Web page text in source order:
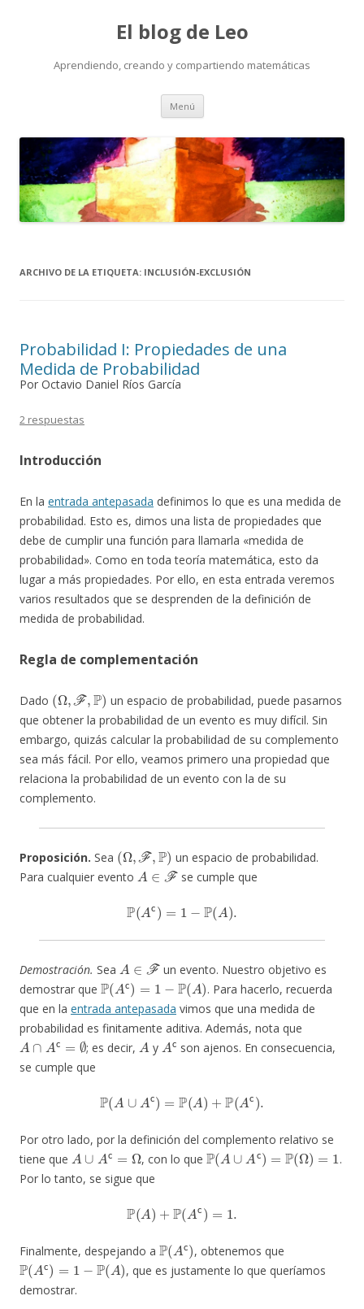
El blog de Leo
Aprendiendo, creando y compartiendo matemáticas
Menú Saltar
contenido
ARCHIVO DE LA ETIQUETA: INCLUSIÓN-EXCLUSIÓN
Probabilidad I: Propiedades de una
Medida de Probabilidad
Por Octavio Daniel Ríos García
2 respuestas
Introducción
En la entrada antepasada definimos lo que es una medida de
probabilidad. Esto es, dimos una lista de propiedades que
debe de cumplir una función para llamarla «medida de
probabilidad». Como en toda teoría matemática, esto da
lugar a más propiedades. Por ello, en esta entrada veremos
varios resultados que se desprenden de la definición de
medida de probabilidad.
Regla de complementación
Dado
(Ω ,P
un espacio de probabilidad, puede pasarnos
que obtener la probabilidad de un evento es muy difícil. Sin
embargo, quizás calcular la probabilidad de su complemento
sea más fácil. Por ello, veamos primero una propiedad que
relaciona la probabilidad de un evento con la de su
complemento.
Proposición. Sea
(Ω ,P
un espacio de probabilidad.
Para cualquier evento
A ∈F
se cumple que
P(A 1 (A .
Demostración. Sea
A
un evento. Nuestro objetivo es
demostrar que
P(Ac)=1− P(A)
. Para hacerlo, recuerda
que en la entrada antepasada vimos que una medida de
probabilidad es finitamente aditiva. Además, nota que
A∩Ac=∅
; es decir,
A
y
Ac
son ajenos. En consecuencia,
se cumple que
P ( A ∪Ac P(A)+ P Ac) .
Por otro lado, por la definición del complemento relativo se
tiene que
A∪Ac= Ω
, con lo que
P(A∪Ac)=P( Ω)=1
.
Por lo tanto, se sigue que
P(A ) P(Ac)=
Finalmente, despejando a
P (Ac)
, obtenemos que
P(Ac)=1−P (A)
, que es justamente lo que queríamos
demostrar.